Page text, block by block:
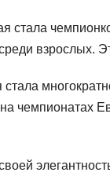
стала
взрослых.
чемпионатах